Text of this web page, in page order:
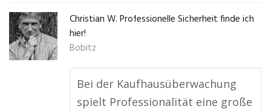
Christian W. Professionelle Sicherheit finde ich
hier!
Bobitz
Bei der Kaufhausüberwachung
spielt Professionalität eine große